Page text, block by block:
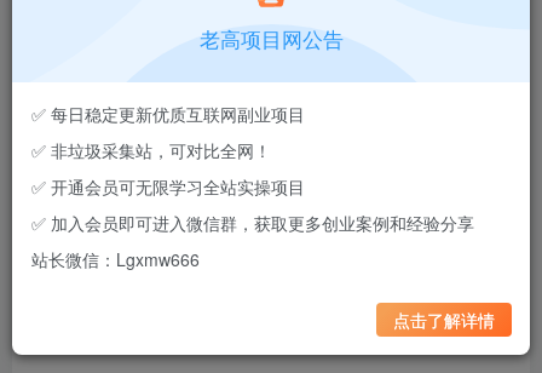
这是一套围绕 AI 漫剧创作方向整理的学习视频内容，重点聚
焦从内容策划、角色设定、画面生成到后期剪辑的完整制作
流程，适合希望研究 AI 漫剧赛道、提升作品质量以及探索内
老高项目网公告
✅ 每日稳定更新优质互联网副业项目
✅ 非垃圾采集站，可对比全网！
✅ 开通会员可无限学习全站实操项目
✅ 加入会员即可进入微信群，获取更多创业案例和经验分享
站长微信：Lgxmw666
点击了解详情